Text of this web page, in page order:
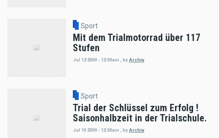
Sport
Mit dem Trialmotorrad über 117
Stufen
Jul 12 2009 - 12:00am byArchiv
Sport
Trial der Schlüssel zum Erfolg !
Saisonhalbzeit in der Trialschule.
Jul 10 2009 - 12:00am byArchiv